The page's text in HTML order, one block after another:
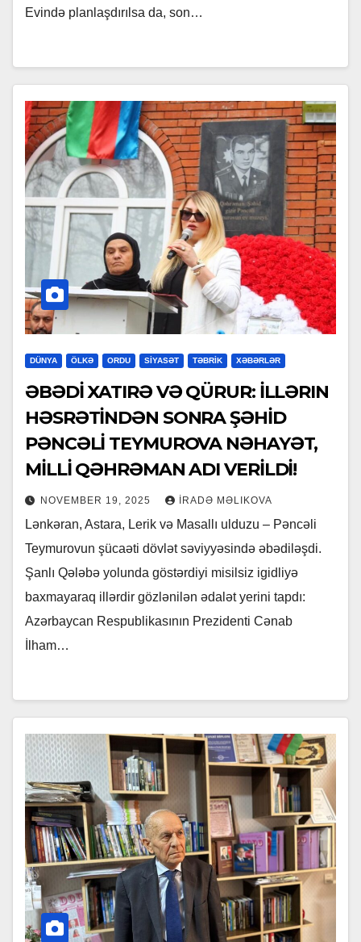
Evində planlaşdırılsa da, son…
DÜNYA ÖLKƏ ORDU SİYASƏT TƏBRİK XƏBƏRLƏR
ƏBƏDİ XATIRƏ VƏ QÜRUR: İLLƏRIN
HƏSRƏTİNDƏN SONRA ŞƏHİD
PƏNCƏLİ TEYMUROVA NƏHAYƏT,
MİLLİ QƏHRƏMAN ADI VERİLDİ!
NOVEMBER 19, 2025 İRADƏ MƏLIKOVA
Lənkəran, Astara, Lerik və Masallı ulduzu – Pəncəli
Teymurovun şücaəti dövlət səviyyəsində əbədiləşdi.
Şanlı Qələbə yolunda göstərdiyi misilsiz igidliyə
baxmayaraq illərdir gözlənilən ədalət yerini tapdı:
Azərbaycan Respublikasının Prezidenti Cənab
İlham…